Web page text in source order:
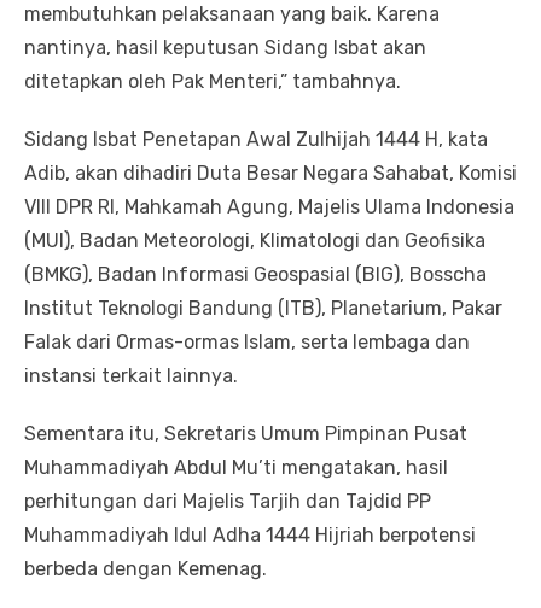
membutuhkan pelaksanaan yang baik. Karena
nantinya, hasil keputusan Sidang Isbat akan
ditetapkan oleh Pak Menteri,” tambahnya.
Sidang Isbat Penetapan Awal Zulhijah 1444 H, kata
Adib, akan dihadiri Duta Besar Negara Sahabat, Komisi
VIII DPR RI, Mahkamah Agung, Majelis Ulama Indonesia
(MUI), Badan Meteorologi, Klimatologi dan Geofisika
(BMKG), Badan Informasi Geospasial (BIG), Bosscha
Institut Teknologi Bandung (ITB), Planetarium, Pakar
Falak dari Ormas-ormas Islam, serta lembaga dan
instansi terkait lainnya.
Sementara itu, Sekretaris Umum Pimpinan Pusat
Muhammadiyah Abdul Mu’ti mengatakan, hasil
perhitungan dari Majelis Tarjih dan Tajdid PP
Muhammadiyah Idul Adha 1444 Hijriah berpotensi
berbeda dengan Kemenag.